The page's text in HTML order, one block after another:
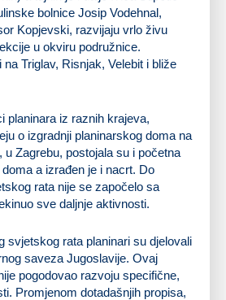
bolnice Josip Vodehnal,
Kopjevski, razvijaju vrlo živu
u okviru podružnice.
Triglav, Risnjak, Velebit i bliže
planinara iz raznih krajeva,
o izgradnji planinarskog doma na
u Zagrebu, postojala su i početna
a izrađen je i nacrt. Do
rata nije se započelo sa
sve daljnje aktivnosti.
svjetskog rata planinari su djelovali
saveza Jugoslavije. Ovaj
pogodovao razvoju specifične,
Promjenom dotadašnjih propisa,